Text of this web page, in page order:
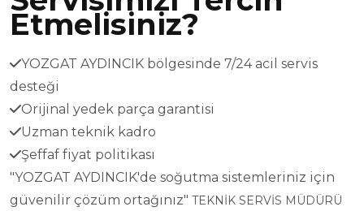
Etmelisiniz?
YOZGAT AYDINCIK bölgesinde 7/24 acil servis
desteği
Orijinal yedek parça garantisi
Uzman teknik kadro
Şeffaf fiyat politikası
"YOZGAT AYDINCIK'de soğutma sistemleriniz için
güvenilir çözüm ortağınız" TEKNİK SERVİS MÜDÜRÜ